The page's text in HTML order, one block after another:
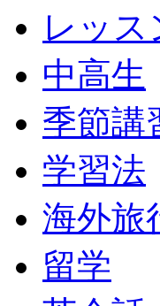
レッス
中高生
季節講
学習法
海外旅
留学